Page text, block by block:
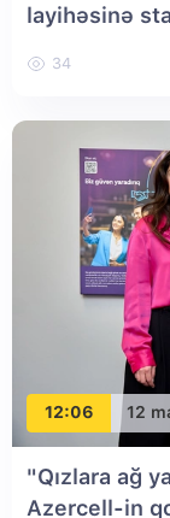
layihəsinə
34
12:06 12
"Qızlara ağ
Azercell-in